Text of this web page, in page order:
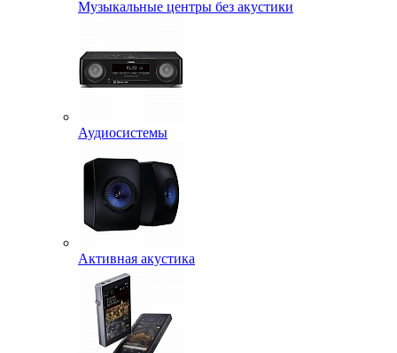
Музыкальные центры без акустики
Аудиосистемы
Активная акустика